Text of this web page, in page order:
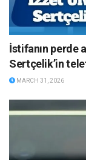
İstifanın perde
Sertçelik’in
MARCH 31, 2026